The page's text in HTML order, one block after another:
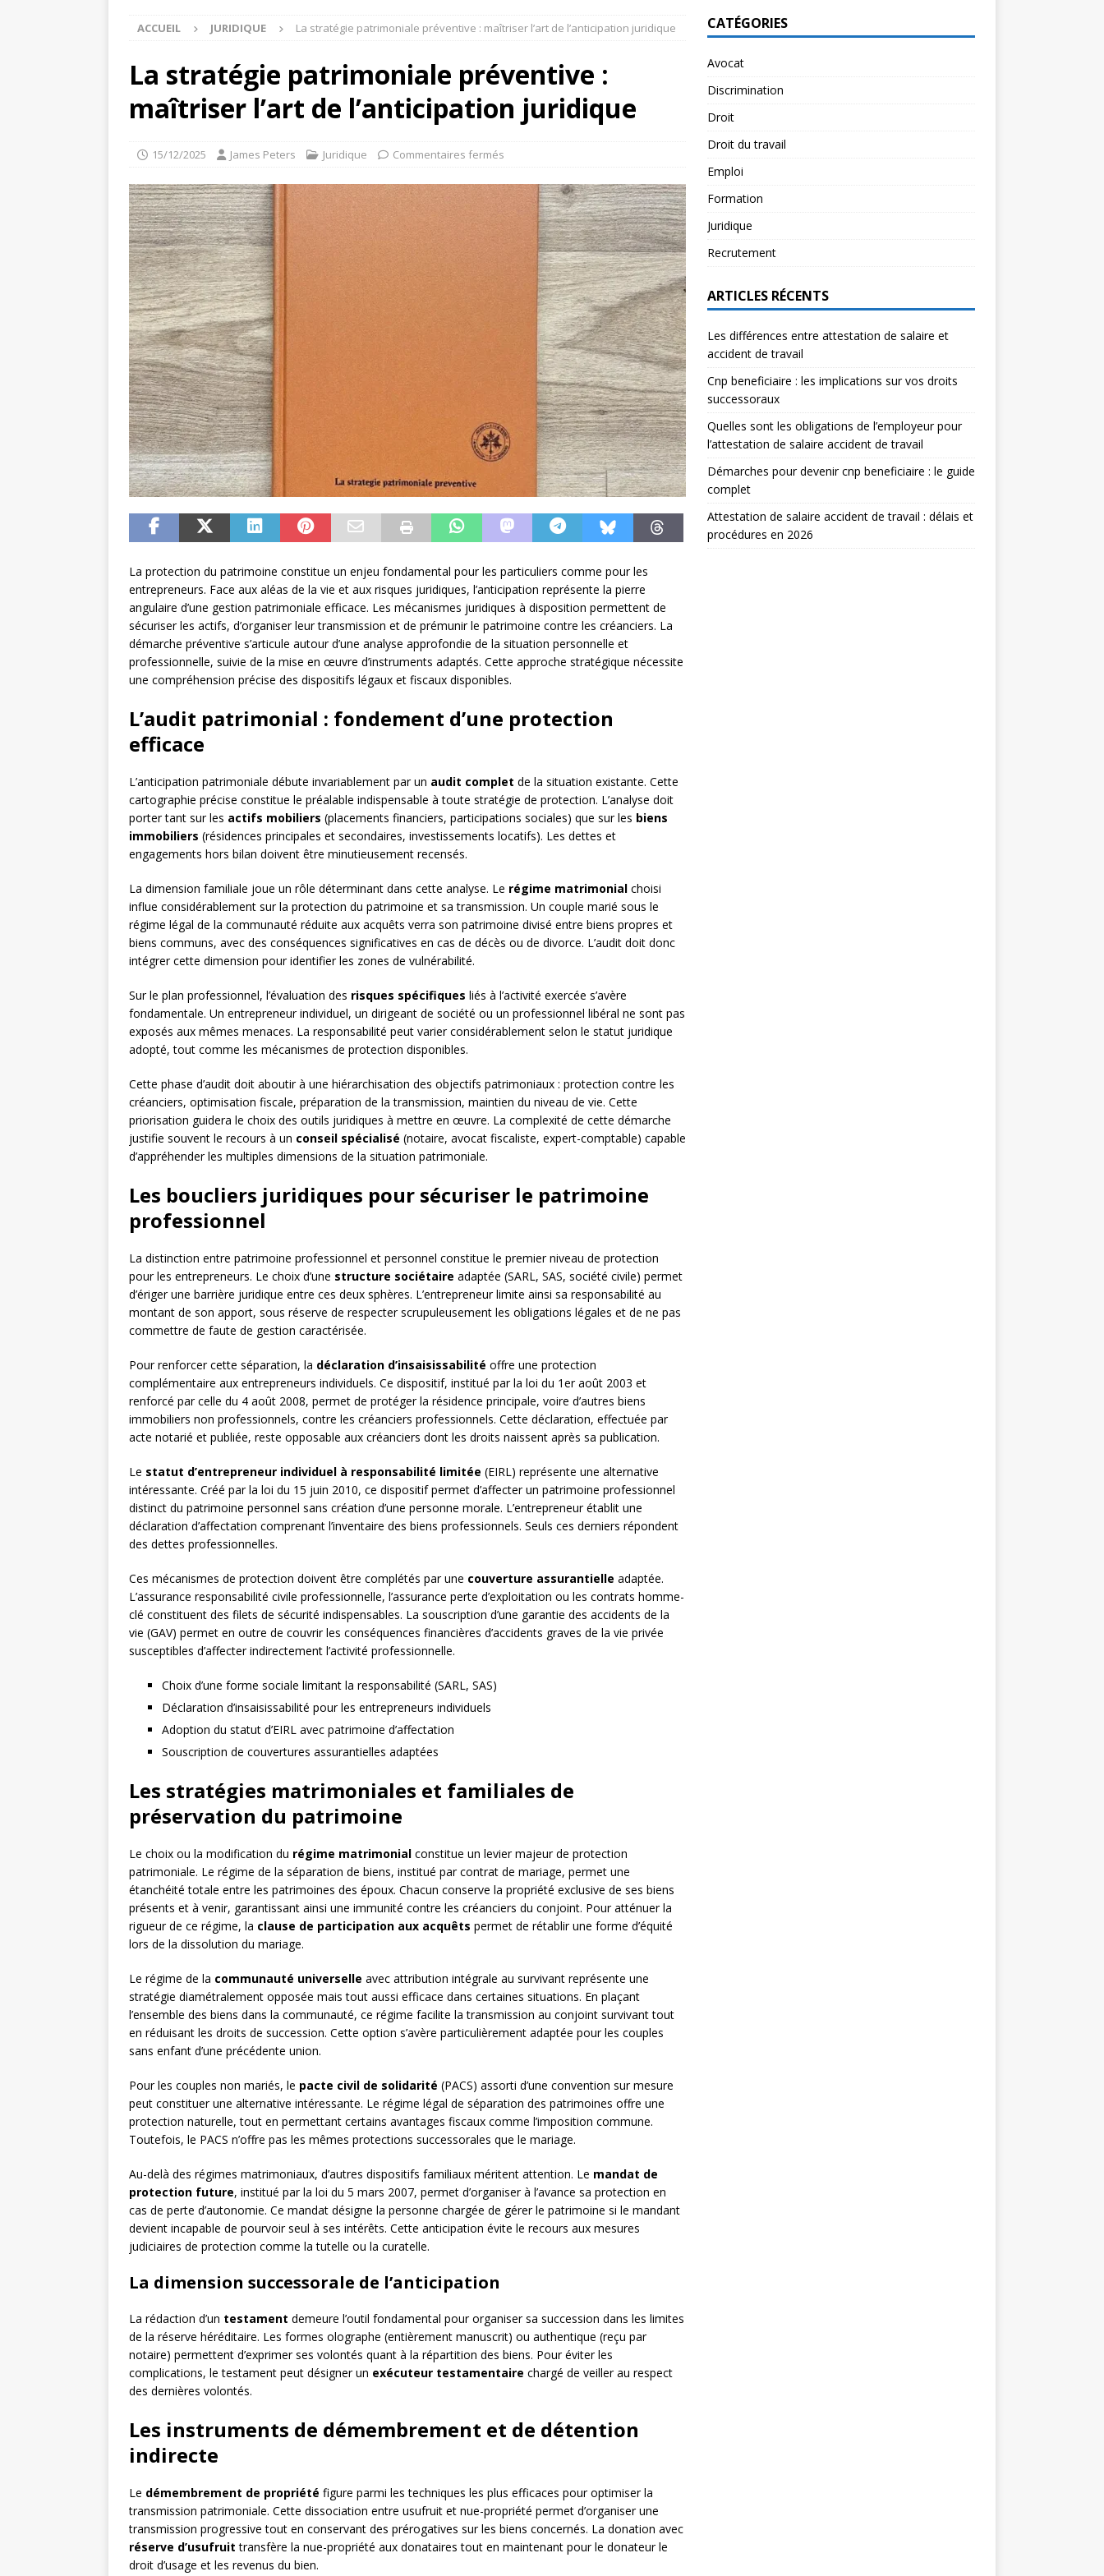
ACCUEIL JURIDIQUE La stratégie patrimoniale préventive : maîtriser l’art de l’anticipation juridique
La stratégie patrimoniale préventive :
maîtriser l’art de l’anticipation juridique
15/12/2025 James Peters Juridique Commentaires fermés
La protection du patrimoine constitue un enjeu fondamental pour les particuliers comme pour les
entrepreneurs. Face aux aléas de la vie et aux risques juridiques, l’anticipation représente la pierre
angulaire d’une gestion patrimoniale efficace. Les mécanismes juridiques à disposition permettent de
sécuriser les actifs, d’organiser leur transmission et de prémunir le patrimoine contre les créanciers. La
démarche préventive s’articule autour d’une analyse approfondie de la situation personnelle et
professionnelle, suivie de la mise en œuvre d’instruments adaptés. Cette approche stratégique nécessite
une compréhension précise des dispositifs légaux et fiscaux disponibles.
L’audit patrimonial : fondement d’une protection
efficace
L’anticipation patrimoniale débute invariablement par un audit complet de la situation existante. Cette
cartographie précise constitue le préalable indispensable à toute stratégie de protection. L’analyse doit
porter tant sur les actifs mobiliers (placements financiers, participations sociales) que sur les biens
immobiliers (résidences principales et secondaires, investissements locatifs). Les dettes et
engagements hors bilan doivent être minutieusement recensés.
La dimension familiale joue un rôle déterminant dans cette analyse. Le régime matrimonial choisi
influe considérablement sur la protection du patrimoine et sa transmission. Un couple marié sous le
régime légal de la communauté réduite aux acquêts verra son patrimoine divisé entre biens propres et
biens communs, avec des conséquences significatives en cas de décès ou de divorce. L’audit doit donc
intégrer cette dimension pour identifier les zones de vulnérabilité.
Sur le plan professionnel, l’évaluation des risques spécifiques liés à l’activité exercée s’avère
fondamentale. Un entrepreneur individuel, un dirigeant de société ou un professionnel libéral ne sont pas
exposés aux mêmes menaces. La responsabilité peut varier considérablement selon le statut juridique
adopté, tout comme les mécanismes de protection disponibles.
Cette phase d’audit doit aboutir à une hiérarchisation des objectifs patrimoniaux : protection contre les
créanciers, optimisation fiscale, préparation de la transmission, maintien du niveau de vie. Cette
priorisation guidera le choix des outils juridiques à mettre en œuvre. La complexité de cette démarche
justifie souvent le recours à un conseil spécialisé (notaire, avocat fiscaliste, expert-comptable) capable
d’appréhender les multiples dimensions de la situation patrimoniale.
Les boucliers juridiques pour sécuriser le patrimoine
professionnel
La distinction entre patrimoine professionnel et personnel constitue le premier niveau de protection
pour les entrepreneurs. Le choix d’une structure sociétaire adaptée (SARL, SAS, société civile) permet
d’ériger une barrière juridique entre ces deux sphères. L’entrepreneur limite ainsi sa responsabilité au
montant de son apport, sous réserve de respecter scrupuleusement les obligations légales et de ne pas
commettre de faute de gestion caractérisée.
Pour renforcer cette séparation, la déclaration d’insaisissabilité offre une protection
complémentaire aux entrepreneurs individuels. Ce dispositif, institué par la loi du 1er août 2003 et
renforcé par celle du 4 août 2008, permet de protéger la résidence principale, voire d’autres biens
immobiliers non professionnels, contre les créanciers professionnels. Cette déclaration, effectuée par
acte notarié et publiée, reste opposable aux créanciers dont les droits naissent après sa publication.
Le statut d’entrepreneur individuel à responsabilité limitée (EIRL) représente une alternative
intéressante. Créé par la loi du 15 juin 2010, ce dispositif permet d’affecter un patrimoine professionnel
distinct du patrimoine personnel sans création d’une personne morale. L’entrepreneur établit une
déclaration d’affectation comprenant l’inventaire des biens professionnels. Seuls ces derniers répondent
des dettes professionnelles.
Ces mécanismes de protection doivent être complétés par une couverture assurantielle adaptée.
L’assurance responsabilité civile professionnelle, l’assurance perte d’exploitation ou les contrats homme-
clé constituent des filets de sécurité indispensables. La souscription d’une garantie des accidents de la
vie (GAV) permet en outre de couvrir les conséquences financières d’accidents graves de la vie privée
susceptibles d’affecter indirectement l’activité professionnelle.
Choix d’une forme sociale limitant la responsabilité (SARL, SAS)
Déclaration d’insaisissabilité pour les entrepreneurs individuels
Adoption du statut d’EIRL avec patrimoine d’affectation
Souscription de couvertures assurantielles adaptées
Les stratégies matrimoniales et familiales de
préservation du patrimoine
Le choix ou la modification du régime matrimonial constitue un levier majeur de protection
patrimoniale. Le régime de la séparation de biens, institué par contrat de mariage, permet une
étanchéité totale entre les patrimoines des époux. Chacun conserve la propriété exclusive de ses biens
présents et à venir, garantissant ainsi une immunité contre les créanciers du conjoint. Pour atténuer la
rigueur de ce régime, la clause de participation aux acquêts permet de rétablir une forme d’équité
lors de la dissolution du mariage.
Le régime de la communauté universelle avec attribution intégrale au survivant représente une
stratégie diamétralement opposée mais tout aussi efficace dans certaines situations. En plaçant
l’ensemble des biens dans la communauté, ce régime facilite la transmission au conjoint survivant tout
en réduisant les droits de succession. Cette option s’avère particulièrement adaptée pour les couples
sans enfant d’une précédente union.
Pour les couples non mariés, le pacte civil de solidarité (PACS) assorti d’une convention sur mesure
peut constituer une alternative intéressante. Le régime légal de séparation des patrimoines offre une
protection naturelle, tout en permettant certains avantages fiscaux comme l’imposition commune.
Toutefois, le PACS n’offre pas les mêmes protections successorales que le mariage.
Au-delà des régimes matrimoniaux, d’autres dispositifs familiaux méritent attention. Le mandat de
protection future, institué par la loi du 5 mars 2007, permet d’organiser à l’avance sa protection en
cas de perte d’autonomie. Ce mandat désigne la personne chargée de gérer le patrimoine si le mandant
devient incapable de pourvoir seul à ses intérêts. Cette anticipation évite le recours aux mesures
judiciaires de protection comme la tutelle ou la curatelle.
La dimension successorale de l’anticipation
La rédaction d’un testament demeure l’outil fondamental pour organiser sa succession dans les limites
de la réserve héréditaire. Les formes olographe (entièrement manuscrit) ou authentique (reçu par
notaire) permettent d’exprimer ses volontés quant à la répartition des biens. Pour éviter les
complications, le testament peut désigner un exécuteur testamentaire chargé de veiller au respect
des dernières volontés.
Les instruments de démembrement et de détention
indirecte
Le démembrement de propriété figure parmi les techniques les plus efficaces pour optimiser la
transmission patrimoniale. Cette dissociation entre usufruit et nue-propriété permet d’organiser une
transmission progressive tout en conservant des prérogatives sur les biens concernés. La donation avec
réserve d’usufruit transfère la nue-propriété aux donataires tout en maintenant pour le donateur le
droit d’usage et les revenus du bien.
CATÉGORIES
Avocat
Discrimination
Droit
Droit du travail
Emploi
Formation
Juridique
Recrutement
ARTICLES RÉCENTS
Les différences entre attestation de salaire et
accident de travail
Cnp beneficiaire : les implications sur vos droits
successoraux
Quelles sont les obligations de l’employeur pour
l’attestation de salaire accident de travail
Démarches pour devenir cnp beneficiaire : le guide
complet
Attestation de salaire accident de travail : délais et
procédures en 2026